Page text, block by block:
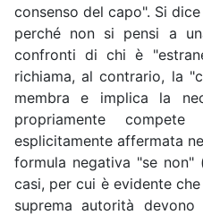
consenso del capo". Si
perché non si pensi a
confronti di chi è
richiama, al contrario, la
membra e implica la
propriamente
esplicitamente affermata
formula negativa "se
casi, per cui è evidente
suprema autorità devono